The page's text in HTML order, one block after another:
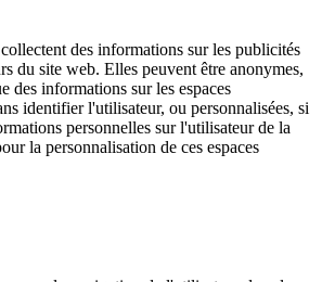
des informations sur les publicités
du site web. Elles peuvent être anonymes,
des informations sur les espaces
identifier l'utilisateur, ou personnalisées, si
personnelles sur l'utilisateur de la
la personnalisation de ces espaces